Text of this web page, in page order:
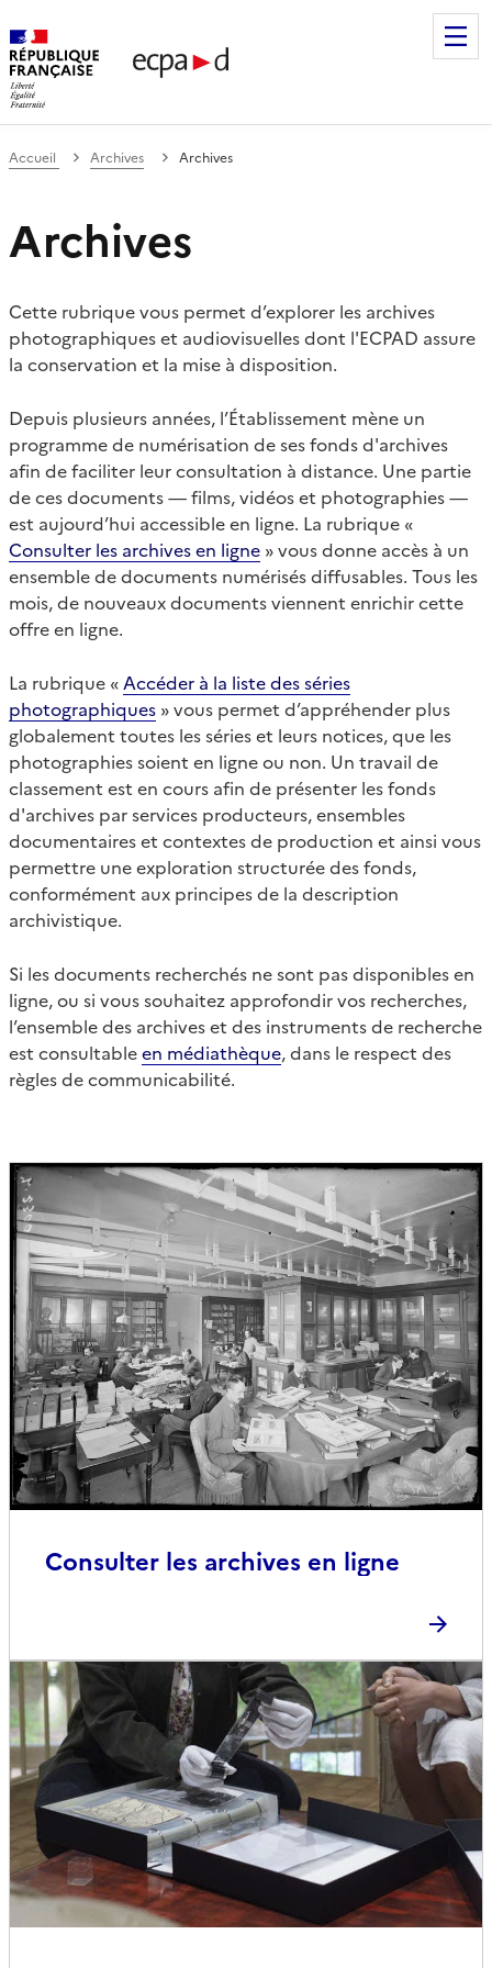
de communication et de production
Accueil Archives Archives
Archives
Cette rubrique vous permet d’explorer les archives
photographiques et audiovisuelles dont l'ECPAD assure
la conservation et la mise à disposition.
Depuis plusieurs années, l’Établissement mène un
programme de numérisation de ses fonds d'archives
afin de faciliter leur consultation à distance. Une partie
de ces documents — films, vidéos et photographies —
est aujourd’hui accessible en ligne. La rubrique «
Consulter les archives en ligne » vous donne accès à un
ensemble de documents numérisés diffusables. Tous les
mois, de nouveaux documents viennent enrichir cette
offre en ligne.
La rubrique « Accéder à la liste des séries
photographiques » vous permet d’appréhender plus
globalement toutes les séries et leurs notices, que les
photographies soient en ligne ou non. Un travail de
classement est en cours afin de présenter les fonds
d'archives par services producteurs, ensembles
documentaires et contextes de production et ainsi vous
permettre une exploration structurée des fonds,
conformément aux principes de la description
archivistique.
Si les documents recherchés ne sont pas disponibles en
ligne, ou si vous souhaitez approfondir vos recherches,
l’ensemble des archives et des instruments de recherche
est consultableen médiathèque, dans le respect des
règles de communicabilité.
Consulter les archives en ligne